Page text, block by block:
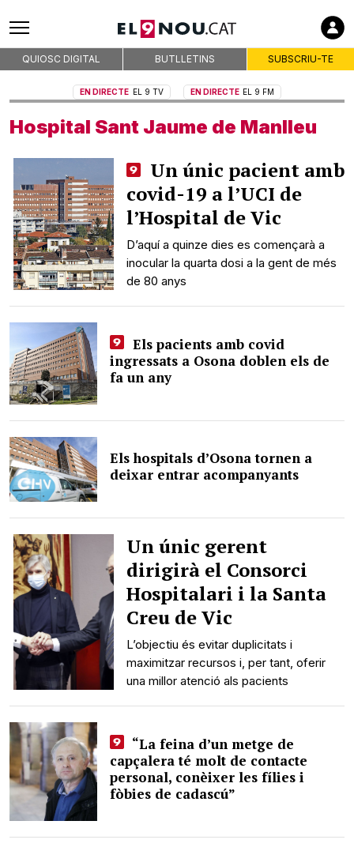
QUIOSC DIGITAL BUTLLETINS SUBSCRIU-TE
EN DIRECTE EL 9 TV EN DIRECTE EL 9 FM
Hospital Sant Jaume de Manlleu
Un únic pacient amb
covid-19 a l’UCI de
l’Hospital de Vic
D’aquí a quinze dies es començarà a
inocular la quarta dosi a la gent de més
de 80 anys
Els pacients amb covid
ingressats a Osona doblen els de
fa un any
Els hospitals d’Osona tornen a
deixar entrar acompanyants
Un únic gerent
dirigirà el Consorci
Hospitalari i la Santa
Creu de Vic
L’objectiu és evitar duplicitats i
maximitzar recursos i, per tant, oferir
una millor atenció als pacients
“La feina d’un metge de
capçalera té molt de contacte
personal, conèixer les fílies i
fòbies de cadascú”